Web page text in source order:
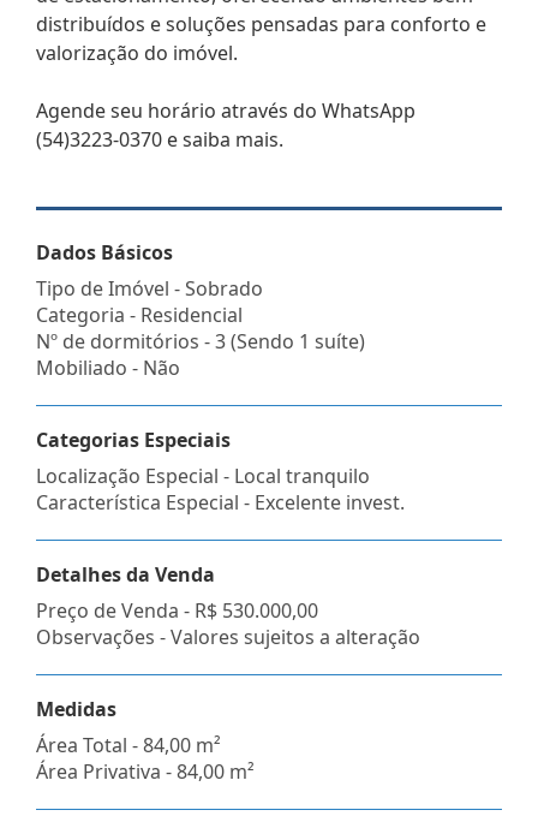
distribuídos e soluções pensadas para conforto e
valorização do imóvel.
Agende seu horário através do WhatsApp
(54)3223-0370 e saiba mais.
Dados Básicos
Tipo de Imóvel - Sobrado
Categoria - Residencial
Nº de dormitórios - 3 (Sendo 1 suíte)
Mobiliado - Não
Categorias Especiais
Localização Especial - Local tranquilo
Característica Especial - Excelente invest.
Detalhes da Venda
Preço de Venda - R$ 530.000,00
Observações - Valores sujeitos a alteração
Medidas
Área Total - 84,00 m²
Área Privativa - 84,00 m²